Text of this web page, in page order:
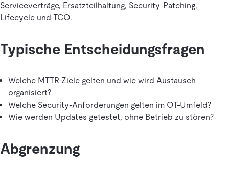
Serviceverträge, Ersatzteilhaltung, Security-Patching,
Lifecycle und TCO.
Typische Entscheidungsfragen
Welche MTTR-Ziele gelten und wie wird Austausch
organisiert?
Welche Security-Anforderungen gelten im OT-Umfeld?
Wie werden Updates getestet, ohne Betrieb zu stören?
Abgrenzung